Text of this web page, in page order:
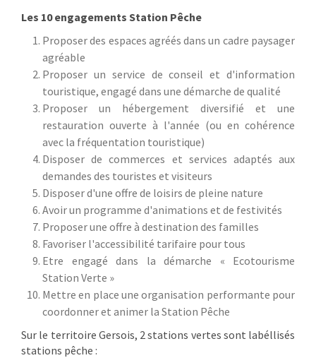
Les 10 engagements Station Pêche
Proposer des espaces agréés dans un cadre paysager
agréable
Proposer un service de conseil et d'information
touristique, engagé dans une démarche de qualité
Proposer un hébergement diversifié et une
restauration ouverte à l'année (ou en cohérence
avec la fréquentation touristique)
Disposer de commerces et services adaptés aux
demandes des touristes et visiteurs
Disposer d'une offre de loisirs de pleine nature
Avoir un programme d'animations et de festivités
Proposer une offre à destination des familles
Favoriser l'accessibilité tarifaire pour tous
Etre engagé dans la démarche « Ecotourisme
Station Verte »
Mettre en place une organisation performante pour
coordonner et animer la Station Pêche
Sur le territoire Gersois, 2 stations vertes sont labéllisés
stations pêche :